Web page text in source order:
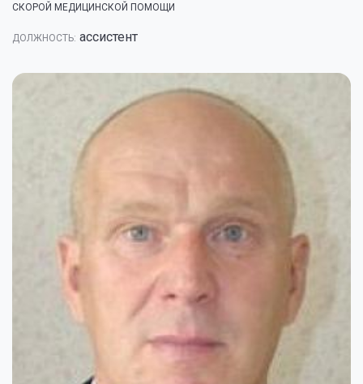
СКОРОЙ МЕДИЦИНСКОЙ ПОМОЩИ
ДОЛЖНОСТЬ: ассистент